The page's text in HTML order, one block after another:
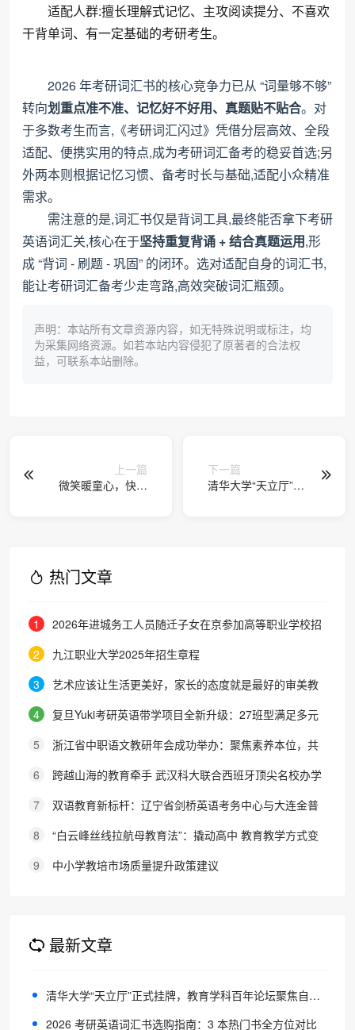
适配人群:擅长理解式记忆、主攻阅读提分、不喜欢
干背单词、有一定基础的考研考生。
2026 年考研词汇书的核心竞争力已从 “词量够不够”
转向划重点准不准、记忆好不好用、真题贴不贴合。对
于多数考生而言,《考研词汇闪过》凭借分层高效、全段
适配、便携实用的特点,成为考研词汇备考的稳妥首选;另
外两本则根据记忆习惯、备考时长与基础,适配小众精准
需求。
需注意的是,词汇书仅是背词工具,最终能否拿下考研
英语词汇关,核心在于坚持重复背诵 + 结合真题运用,形
成 “背词 - 刷题 - 巩固” 的闭环。选对适配自身的词汇书,
能让考研词汇备考少走弯路,高效突破词汇瓶颈。
声明：本站所有文章资源内容，如无特殊说明或标注，均
为采集网络资源。如若本站内容侵犯了原著者的合法权
益，可联系本站删除。
上一篇
微笑暖童心，快乐
下一篇
清华大学“天立厅”正
热门文章
1
2026年进城务工人员随迁子女在京参加高等职业学校招
生考试报名通知
2
九江职业大学2025年招生章程
3
艺术应该让生活更美好，家长的态度就是最好的审美教
育！
4
复旦Yuki考研英语带学项目全新升级：27班型满足多元
需求，协议保障助力考研梦想
5
浙江省中职语文教研年会成功举办：聚焦素养本位，共
探职教语文教学新路径
6
跨越山海的教育牵手 武汉科大联合西班牙顶尖名校办学
院，首届新生入学
7
双语教育新标杆：辽宁省剑桥英语考务中心与大连金普
新区华美双语学校签约剑桥英语体系教学示范学校
8
“白云峰丝线拉航母教育法”：撬动高中 教育教学方式变
化的必要途径
9 中小学教培市场质量提升政策建议
最新文章
清华大学“天立厅”正式挂牌，教育学科百年论坛聚焦自主知识体系建设
2026 考研英语词汇书选购指南：3 本热门书全方位对比